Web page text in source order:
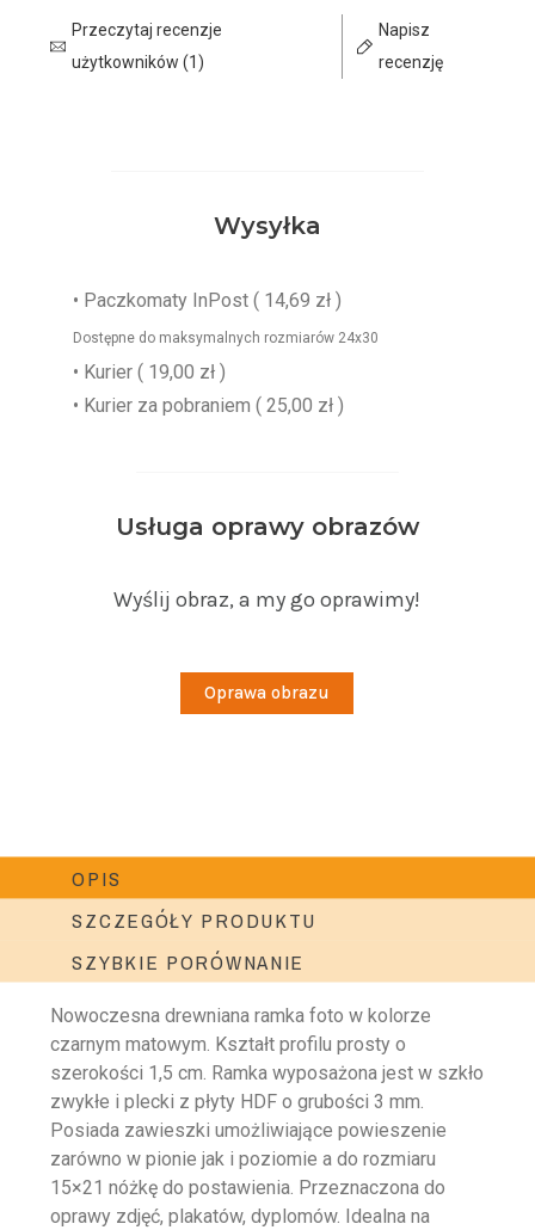
Przeczytaj recenzje
użytkowników (1)
Napisz
recenzję
Wysyłka
• Paczkomaty InPost( 14,69 zł )
Dostępne do maksymalnych rozmiarów 24x30
• Kurier ( 19,00 zł )
• Kurier za pobraniem ( 25,00 zł )
Usługa oprawy obrazów
Wyślij obraz, a my go oprawimy!
Oprawa obrazu
OPIS
SZCZEGÓŁY PRODUKTU
SZYBKIE PORÓWNANIE
Nowoczesna drewniana ramka foto w kolorze
czarnym matowym. Kształt profilu prosty o
szerokości 1,5 cm. Ramka wyposażona jest w szkło
zwykłe i plecki z płyty HDF o grubości 3 mm.
Posiada zawieszki umożliwiające powieszenie
zarówno w pionie jak i poziomie a do rozmiaru
15×21 nóżkę do postawienia. Przeznaczona do
oprawy zdjęć, plakatów, dyplomów. Idealna na